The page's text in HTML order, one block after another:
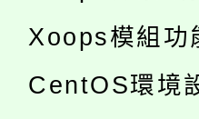
Xoops模組功
CentOS環境